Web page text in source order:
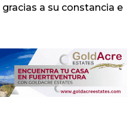
a su constancia e